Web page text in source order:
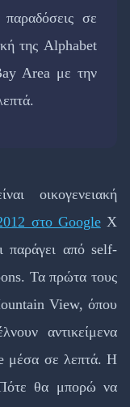
σε
της Alphabet
Area με την
οικογενειακή
στο GoogleX
από self-
Τα πρώτα τους
View, όπου
αντικείμενα
μέσα σε λεπτά. Η
θα μπορώ να